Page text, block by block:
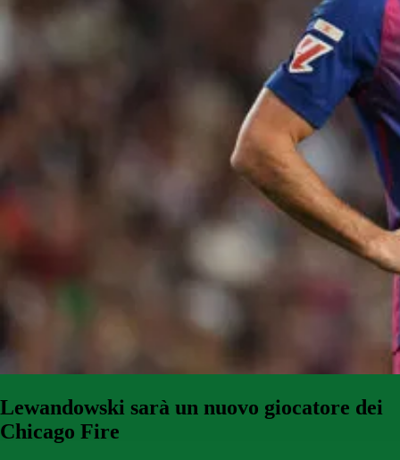
Lewandowski sarà un nuovo giocatore dei
Chicago Fire